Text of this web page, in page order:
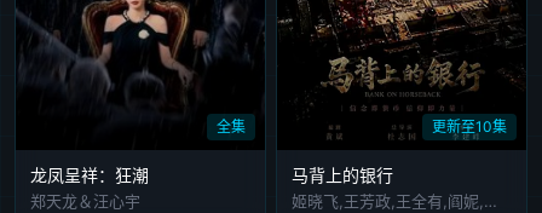
全集
龙凤呈祥：狂潮
郑天龙＆汪心宇
更新至10集
马背上的银行
姬晓飞,王芳政,王全有,阎妮,郭烁杰,杜志国,郑卫莉,周舟 Zhou Zhou